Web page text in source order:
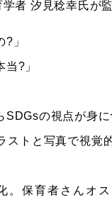
者 汐見稔幸氏が監
」
?」
の視点が身に
ストと写真で視覚
保育者さんオス